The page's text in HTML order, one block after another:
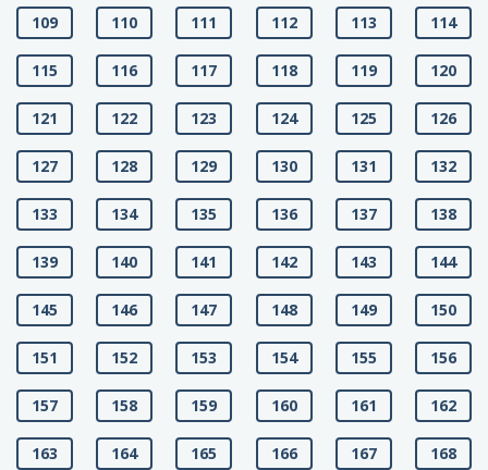
109 110 111 112 113 114
115 116 117 118 119 120
121 122 123 124 125 126
127 128 129 130 131 132
133 134 135 136 137 138
139 140 141 142 143 144
145 146 147 148 149 150
151 152 153 154 155 156
157 158 159 160 161 162
163 164 165 166 167 168